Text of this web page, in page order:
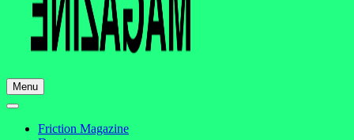
Menu
Friction Magazine